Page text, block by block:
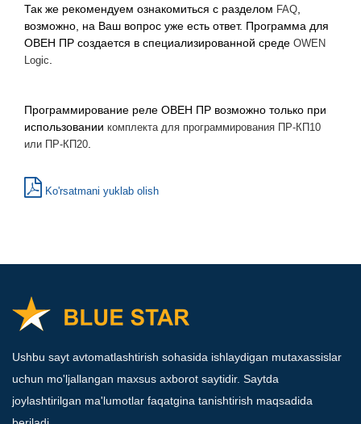
Так же рекомендуем ознакомиться с разделом FAQ,
возможно, на Ваш вопрос уже есть ответ. Программа для
ОВЕН ПР создается в специализированной среде OWEN
Logic.
Программирование реле ОВЕН ПР возможно только при
использовании комплекта для программирования ПР-КП10
или ПР-КП20.
Ko'rsatmani yuklab olish
Ushbu sayt avtomatlashtirish sohasida ishlaydigan mutaxassislar
uchun mo'ljallangan maxsus axborot saytidir. Saytda
joylashtirilgan ma'lumotlar faqatgina tanishtirish maqsadida